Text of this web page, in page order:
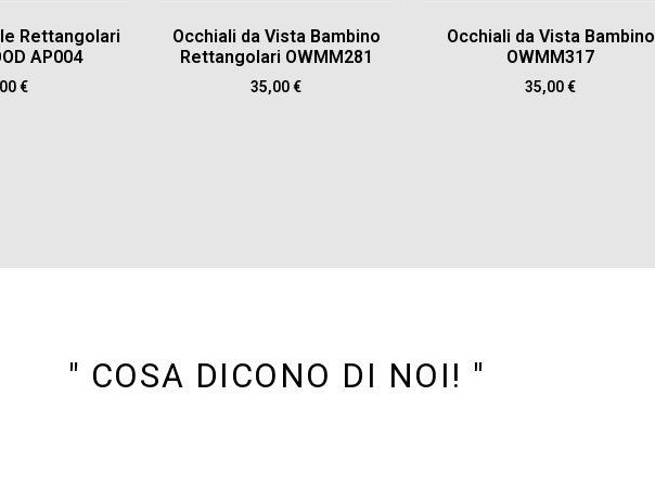
Rettangolari
AP004
€
Occhiali da Vista Bambino
Rettangolari OWMM281
35,00€
Occhiali da Vista Bambino
OWMM317
35,00€
" COSA DICONO DI NOI! "